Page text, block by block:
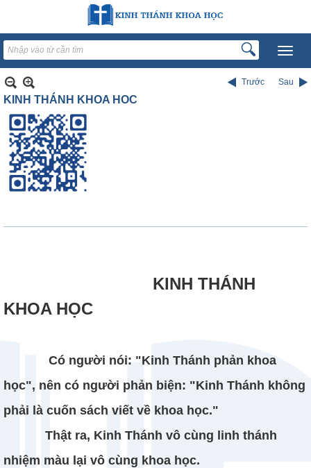
Trước Sau
KINH THÁNH KHOA HOC
KINH THÁNH
KHOA HỌC
Có người nói: "Kinh Thánh phản khoa
học", nên có người phản biện: "Kinh Thánh không
phải là cuốn sách viết về khoa học."
Thật ra, Kinh Thánh vô cùng linh thánh
nhiệm màu lại vô cùng khoa học.